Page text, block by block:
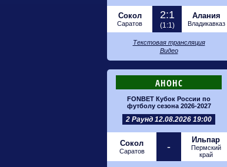
Сокол
Саратов
2:1
(1:1)
Алания
Владикавказ
Текстовая трансляция
Видео
АНОНС
FONBET Кубок России по
футболу сезона 2026-2027
2 Раунд 12.08.2026 19:00
Сокол
Саратов -
Ильпар
Пермский
край